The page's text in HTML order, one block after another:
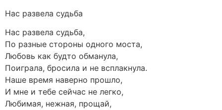
Нас развела судьба
Нас развела судьба,
По разные стороны одного моста,
Любовь как будто обманула,
Поиграла, бросила и не всплакнула.
Наше время наверно прошло,
И мне и тебе сейчас не легко,
Любимая, нежная, прощай,